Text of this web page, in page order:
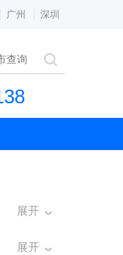
广州 深圳
展开
展开